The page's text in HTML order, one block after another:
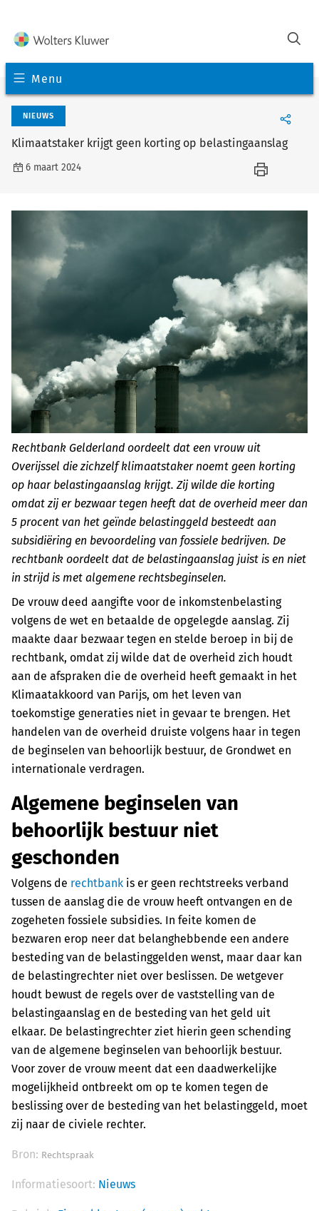
Menu
NIEUWS
Klimaatstaker krijgt geen korting op belastingaanslag
6 maart 2024
Rechtbank Gelderland oordeelt dat een vrouw uit
Overijssel die zichzelf klimaatstaker noemt geen korting
op haar belastingaanslag krijgt. Zij wilde die korting
omdat zij er bezwaar tegen heeft dat de overheid meer dan
5 procent van het geïnde belastinggeld besteedt aan
subsidiëring en bevoordeling van fossiele bedrijven. De
rechtbank oordeelt dat de belastingaanslag juist is en niet
in strijd is met algemene rechtsbeginselen.
De vrouw deed aangifte voor de inkomstenbelasting
volgens de wet en betaalde de opgelegde aanslag. Zij
maakte daar bezwaar tegen en stelde beroep in bij de
rechtbank, omdat zij wilde dat de overheid zich houdt
aan de afspraken die de overheid heeft gemaakt in het
Klimaatakkoord van Parijs, om het leven van
toekomstige generaties niet in gevaar te brengen. Het
handelen van de overheid druiste volgens haar in tegen
de beginselen van behoorlijk bestuur, de Grondwet en
internationale verdragen.
Algemene beginselen van
behoorlijk bestuur niet
geschonden
Volgens de rechtbank is er geen rechtstreeks verband
tussen de aanslag die de vrouw heeft ontvangen en de
zogeheten fossiele subsidies. In feite komen de
bezwaren erop neer dat belanghebbende een andere
besteding van de belastinggelden wenst, maar daar kan
de belastingrechter niet over beslissen. De wetgever
houdt bewust de regels over de vaststelling van de
belastingaanslag en de besteding van het geld uit
elkaar. De belastingrechter ziet hierin geen schending
van de algemene beginselen van behoorlijk bestuur.
Voor zover de vrouw meent dat een daadwerkelijke
mogelijkheid ontbreekt om op te komen tegen de
beslissing over de besteding van het belastinggeld, moet
zij naar de civiele rechter.
Bron: Rechtspraak
Informatiesoort: Nieuws